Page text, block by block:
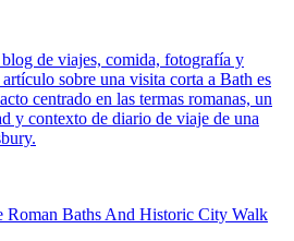
de viajes, comida, fotografía y
sobre una visita corta a Bath es
centrado en las termas romanas, un
y contexto de diario de viaje de una
Roman Baths And Historic City Walk